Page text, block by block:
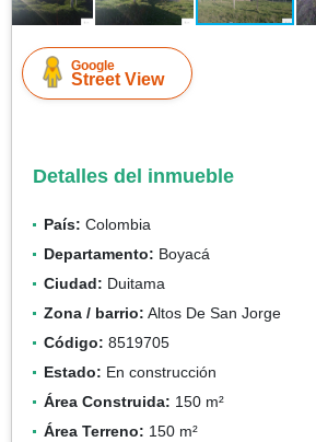
Google
Street View
Detalles del inmueble
País: Colombia
Departamento: Boyacá
Ciudad: Duitama
Zona / barrio: Altos De San Jorge
Código: 8519705
Estado: En construcción
Área Construida: 150 m²
Área Terreno: 150 m²